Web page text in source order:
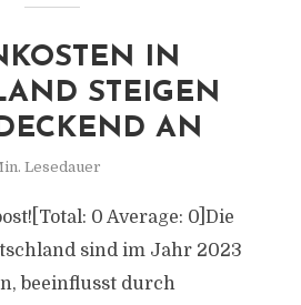
IN
STEIGEN
AN
Lesedauer
0 Average: 0]Die
sind im Jahr 2023
beeinflusst durch